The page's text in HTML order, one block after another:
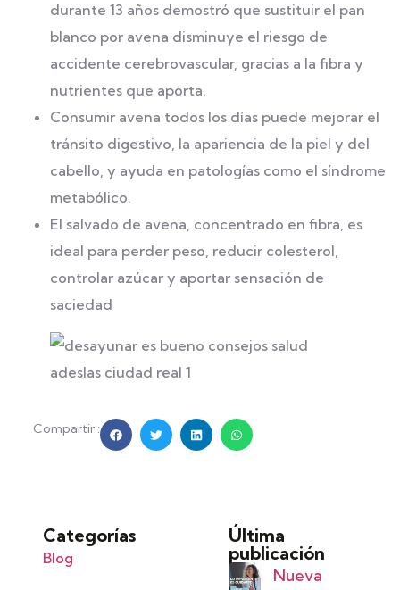
durante 13 años demostró que sustituir el pan
blanco por avena disminuye el riesgo de
accidente cerebrovascular, gracias a la fibra y
nutrientes que aporta.
Consumir avena todos los días puede mejorar el
tránsito digestivo, la apariencia de la piel y del
cabello, y ayuda en patologías como el síndrome
metabólico.
El salvado de avena, concentrado en fibra, es
ideal para perder peso, reducir colesterol,
controlar azúcar y aportar sensación de
saciedad
Compartir :
Categorías
Blog
Última
publicación
Nueva